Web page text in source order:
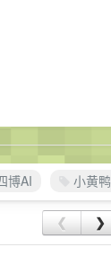
博AI 小黄鸭
❮ ❯